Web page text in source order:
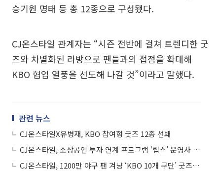
승기원 명태 등 총 12종으로 구성됐다.
CJ온스타일 관계자는 “시즌 전반에 걸쳐 트렌디한 굿
즈와 차별화된 라방으로 팬들과의 접점을 확대해
KBO 협업 열풍을 선도해 나갈 것”이라고 말했다.
관련 뉴스
CJ온스타일X유병재, KBO 참여형 굿즈 12종 선봬
CJ온스타일, 소상공인 투자 연계 프로그램 ‘립스’ 운영사 선정
CJ온스타일, 1200만 야구 팬 겨냥 ‘KBO 10개 구단’ 굿즈 첫 공개